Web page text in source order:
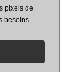
pixels de
besoins